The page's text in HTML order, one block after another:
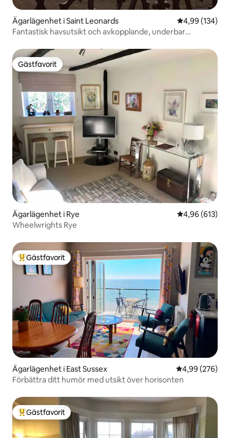
Ägarlägenhet i Saint Leonards 4,99 av 5 i
4,99 (134)
Fantastisk havsutsikt och avkopplande, underbar
Gästfavorit
Gästfavorit
Ägarlägenhet i Rye 4,96 av 5 i
4,96 (613)
Wheelwrights Rye
Populär gästfavorit
Gästfavorit
Ägarlägenhet i East Sussex 4,99 av 5 i
4,99 (276)
Förbättra ditt humör med utsikt över horisonten
Populär gästfavorit
Gästfavorit